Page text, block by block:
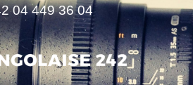
04 449 36 04